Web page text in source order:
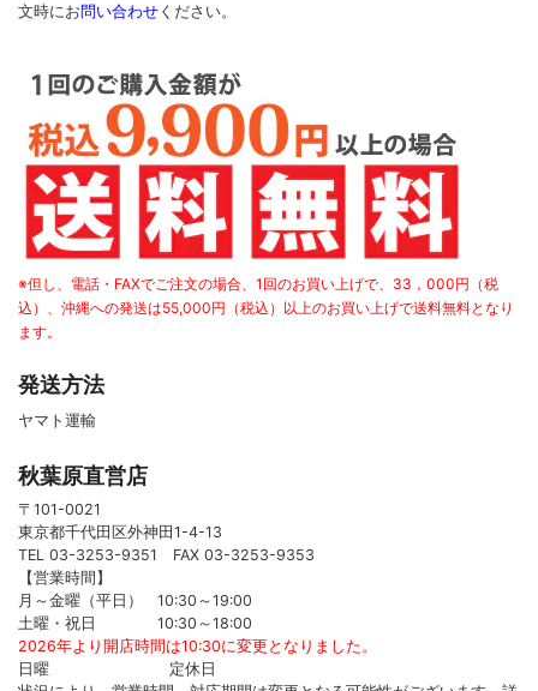
文時に お問い合わせ ください。
※但し、電話・FAXでご注文の場合、1回のお買い上げで、33，000円（税
込）、沖縄への発送は55,000円（税込）以上のお買い上げで送料無料となり
ます。
発送方法
ヤマト運輸
秋葉原直営店
〒101-0021
東京都千代田区外神田1-4-13
TEL 03-3253-9351 FAX 03-3253-9353
【営業時間】
月～金曜（平日） 10:30～19:00
土曜・祝日 10:30～18:00
2026年より開店時間は10:30に変更となりました。
日曜 定休日